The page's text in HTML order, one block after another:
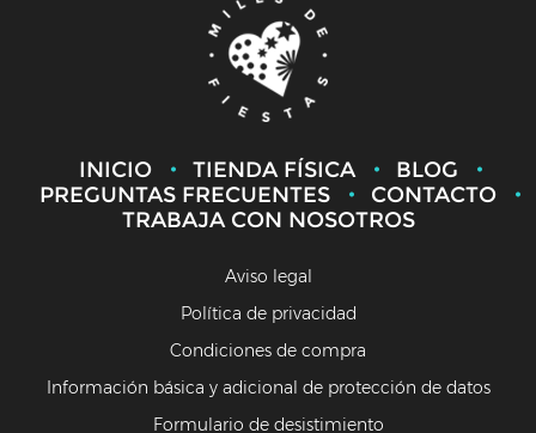
INICIO TIENDA FÍSICA
BLOG
PREGUNTAS FRECUENTES
CONTACTO
TRABAJA CON NOSOTROS
Aviso legal
Política de privacidad
Condiciones de compra
Información básica y adicional de protección de datos
Formulario de desistimiento